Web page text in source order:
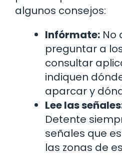
algunos consejos:
Infórmate: No
preguntar a
consultar
indiquen
aparcar y
Lee las
Detente
señales que
las zonas de